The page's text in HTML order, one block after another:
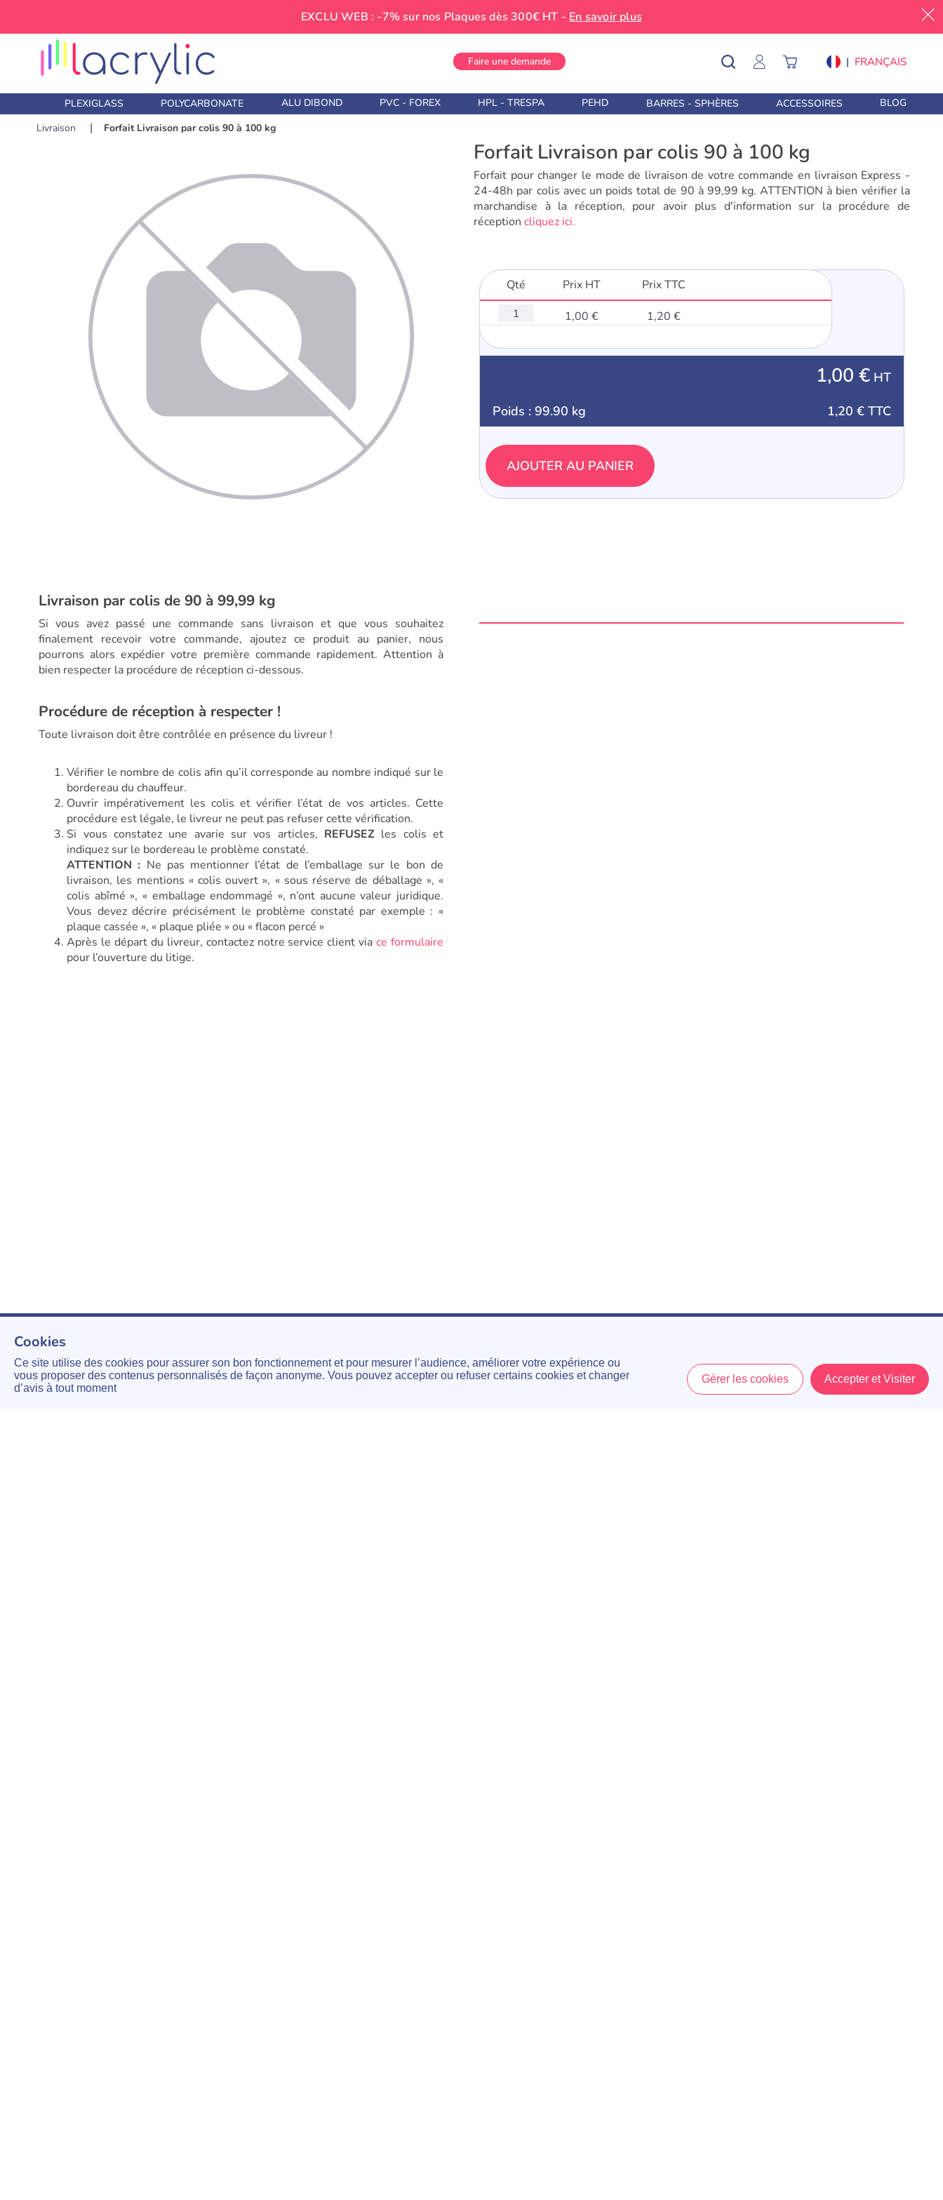
EXCLU WEB : -7% sur nos Plaques dès 300€ HT - En savoir plus
Faire une demande | FRANÇAIS
PLEXIGLASS POLYCARBONATE ALU DIBOND PVC - FOREX HPL - TRESPA PEHD BARRES - SPHÈRES ACCESSOIRES
BLOG
Livraison
Forfait Livraison par colis 90 à 100 kg
Forfait Livraison par colis 90 à 100 kg
Forfait pour changer le mode de livraison de votre commande en livraison Express -
24-48h par colis avec un poids total de 90 à 99,99 kg. ATTENTION à bien vérifier la
marchandise à la réception, pour avoir plus d'information sur la procédure de
réceptioncliquez ici.
Qté Prix HT Prix TTC
1,00 € 1,20 €
Poids : 99.90 kg
1,00 €HT
1,20 €TTC
AJOUTER AU PANIER
Livraison par colis de 90 à 99,99 kg
Si vous avez passé une commande sans livraison et que vous souhaitez
finalement recevoir votre commande, ajoutez ce produit au panier, nous
pourrons alors expédier votre première commande rapidement. Attention à
bien respecter la procédure de réception ci-dessous.
Procédure de réception à respecter !
Toute livraison doit être contrôlée en présence du livreur !
Vérifier le nombre de colis afin qu’il corresponde au nombre indiqué sur le
bordereau du chauffeur.
Ouvrir impérativement les colis et vérifier l’état de vos articles. Cette
procédure est légale, le livreur ne peut pas refuser cette vérification.
Si vous constatez une avarie sur vos articles, REFUSEZles colis et
indiquez sur le bordereau le problème constaté.
ATTENTION : Ne pas mentionner l’état de l’emballage sur le bon de
livraison, les mentions « colis ouvert », « sous réserve de déballage », «
colis abîmé », « emballage endommagé », n’ont aucune valeur juridique.
Vous devez décrire précisément le problème constaté par exemple : «
plaque cassée », « plaque pliée » ou « flacon percé »
Après le départ du livreur, contactez notre service client viace formulaire
pour l’ouverture du litige.
Cookies
Ce site utilise des cookies pour assurer son bon fonctionnement et pour mesurer l’audience, améliorer votre expérience ou
vous proposer des contenus personnalisés de façon anonyme. Vous pouvez accepter ou refuser certains cookies et changer
d’avis à tout moment
Gérer les cookies Accepter et Visiter